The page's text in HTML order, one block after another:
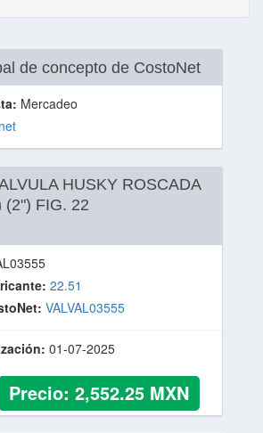
de concepto de CostoNet
Mercadeo
HUSKY ROSCADA
(2") FIG. 22
22.51
VALVAL03555
01-07-2025
Precio: 2,552.25 MXN